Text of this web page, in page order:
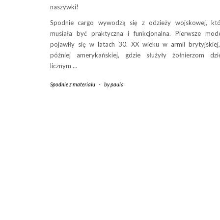
naszywki!
Spodnie cargo wywodzą się z odzieży wojskowej,
musiała być praktyczna i funkcjonalna. Pierwsze
pojawiły się w latach 30. XX wieku w armii
później amerykańskiej, gdzie służyły żołnierzom
licznym …
Spodnie z materiału - bypaula